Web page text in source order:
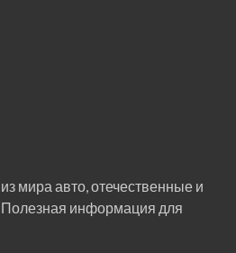
мира авто, отечественные и
информация для